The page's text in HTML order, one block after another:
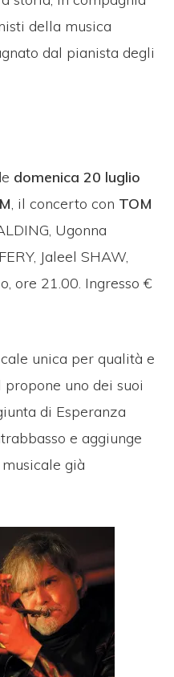
della musica
dal pianista degli
domenica 20 luglio
, il concerto con TOM
Ugonna
Jaleel SHAW,
ore 21.00. Ingresso €
unica per qualità e
uno dei suoi
di Esperanza
e aggiunge
già